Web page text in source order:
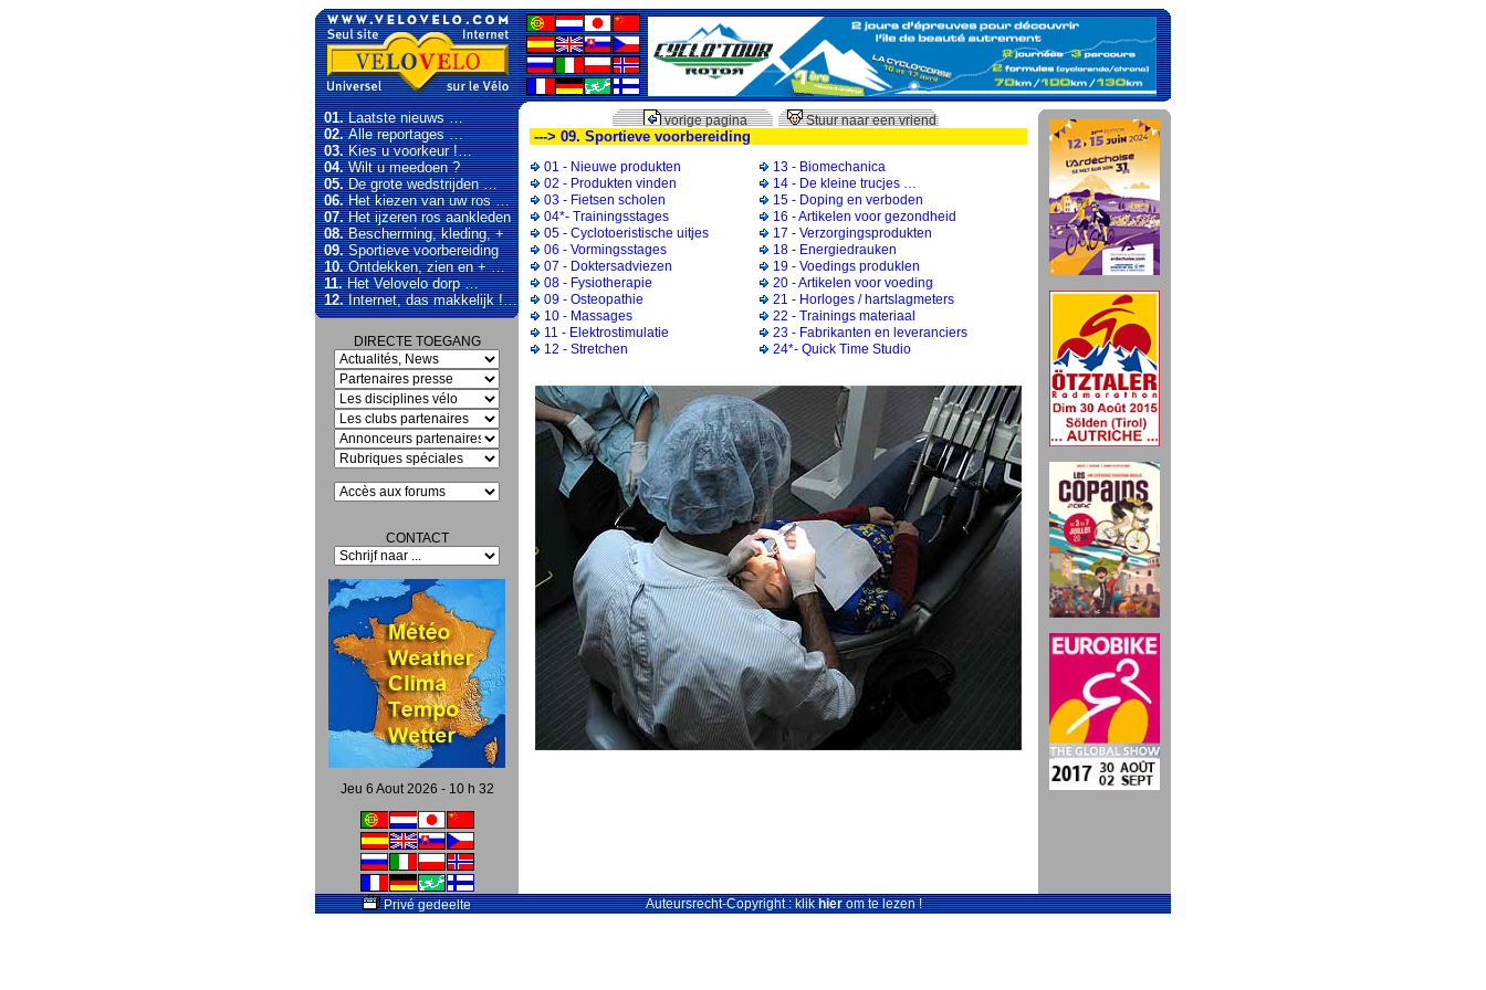
01.Laatste nieuws …
02.Alle reportages …
03.Kies u voorkeur !…
04.Wilt u meedoen ?
05.De grote wedstrijden …
06.Het kiezen van uw ros …
07.Het ijzeren ros aankleden
08.Bescherming, kleding, +
09.Sportieve voorbereiding
10.Ontdekken, zien en + …
11.Het Velovelo dorp …
12.Internet, das makkelijk !…
DIRECTE TOEGANG
CONTACT
Jeu 6 Aout 2026 - 10 h 32
vorige pagina Stuur naar een vriend
---> 09. Sportieve voorbereiding
01 - Nieuwe produkten
02 - Produkten vinden
03 - Fietsen scholen
04*- Trainingsstages
05 - Cyclotoeristische uitjes
06 - Vormingsstages
07 - Doktersadviezen
08 - Fysiotherapie
09 - Osteopathie
10 - Massages
11 - Elektrostimulatie
12 - Stretchen
13 - Biomechanica
14 - De kleine trucjes …
15 - Doping en verboden
16 - Artikelen voor gezondheid
17 - Verzorgingsprodukten
18 - Energiedrauken
19 - Voedings produklen
20 - Artikelen voor voeding
21 - Horloges / hartslagmeters
22 - Trainings materiaal
23 - Fabrikanten en leveranciers
24*- Quick Time Studio
Privé gedeelte Auteursrecht-Copyright : klikhierom te lezen !